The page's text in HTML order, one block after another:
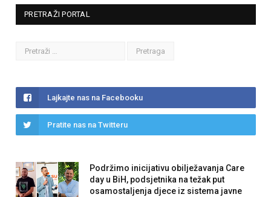
PRETRAŽI PORTAL
Lajkajte nas na Facebooku
Pratite nas na Twitteru
Podržimo inicijativu obilježavanja Care
day u BiH, podsjetnika na težak put
osamostaljenja djece iz sistema javne